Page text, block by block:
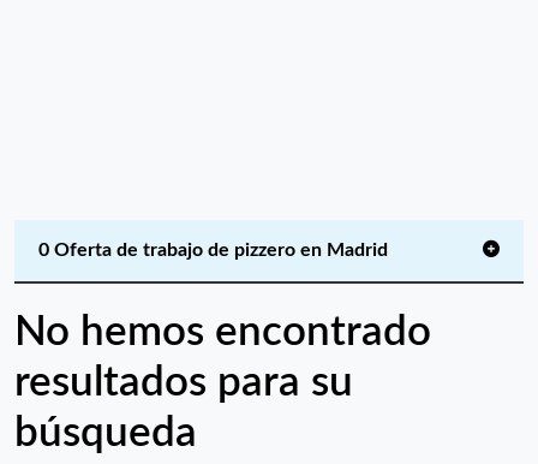
0 Oferta de trabajo de pizzero en Madrid
No hemos encontrado
resultados para su
búsqueda